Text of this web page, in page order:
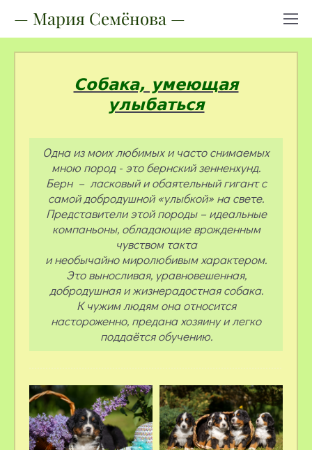
— Мария Семёнова —
Собака, умеющая
улыбаться
Одна из моих любимых и часто снимаемых
мною пород - это бернский зенненхунд.
Берн – ласковый и обаятельный гигант с
самой добродушной «улыбкой» на свете.
Представители этой породы – идеальные
компаньоны, обладающие врожденным
чувством такта
и необычайно миролюбивым характером.
Это выносливая, уравновешенная,
добродушная и жизнерадостная собака.
К чужим людям она относится
настороженно, предана хозяину и легко
поддаётся обучению.